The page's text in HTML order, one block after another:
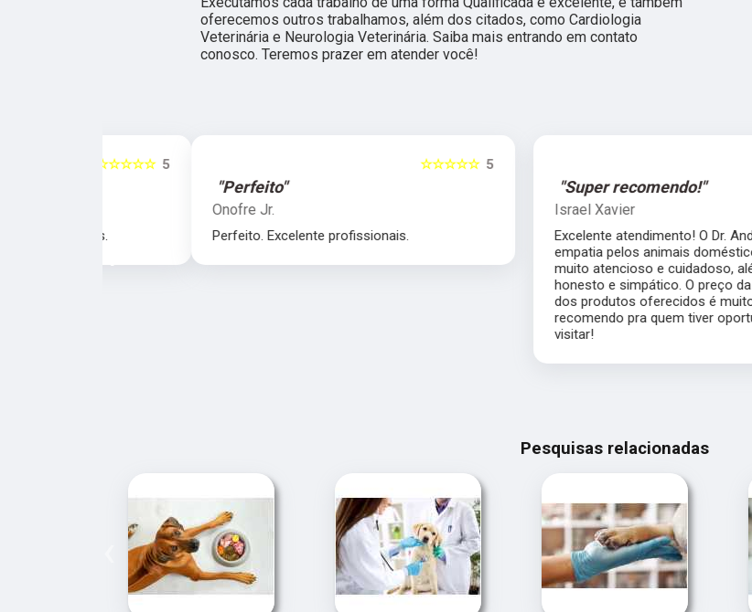
oferecemos outros trabalhamos, além dos citados, como Cardiologia
Veterinária e Neurologia Veterinária. Saiba mais entrando em contato
conosco. Teremos prazer em atender você!
Perfeito. Excelente profissionais.
"Super recomendo!"
Excelente atendimento! O Dr. André tem muita
empatia pelos animais domésticos, sempre
muito atencioso e cuidadoso, além de tudo
honesto e simpático. O preço da consulta e
dos produtos oferecidos é muito justo. Super
recomendo pra quem tiver oportunidade de
‹
Pesquisas relacionadas